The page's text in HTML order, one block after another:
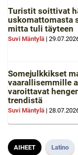
Turistit soittivat
uskomattomasta
mitta tuli täyteen
Suvi Mäntylä |
Somejulkkikset
vaarallisemmille
varoittavat
trendistä
Suvi Mäntylä |
AIHEET Latino